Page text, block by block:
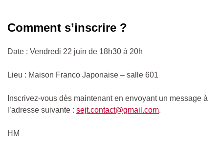
Comment s’inscrire ?
Date : Vendredi 22 juin de 18h30 à 20h
Lieu : Maison Franco Japonaise – salle 601
Inscrivez-vous dès maintenant en envoyant un message à
l’adresse suivante : sejt.contact@gmail.com.
HM